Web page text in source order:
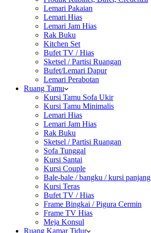
Lemari Pakaian
Lemari Hias
Lemari Jam Hias
Rak Buku
Kitchen Set
Bufet TV / Hias
Sketsel / Partisi Ruangan
Bufet/Lemari Dapur
Lemari Perabotan
Ruang Tamu
Kursi Tamu Sofa Ukir
Kursi Tamu Minimalis
Lemari Hias
Lemari Jam Hias
Rak Buku
Sketsel / Partisi Ruangan
Sofa Tunggal
Kursi Santai
Kursi Couple
Bale-bale / bangku / kursi panjang
Kursi Teras
Bufet TV / Hias
Frame Bingkai / Pigura Cermin
Frame TV Hias
Meja Konsul
Ruang Kamar Tidur